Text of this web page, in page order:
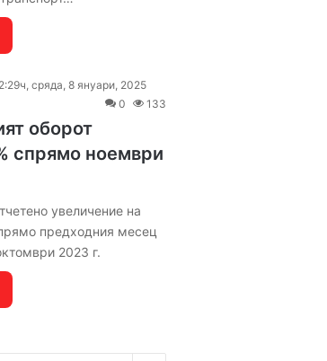
сряда, 8 януари, 2025
0
133
оборот
спрямо ноември
увеличение на
предходния месец
2023 г.